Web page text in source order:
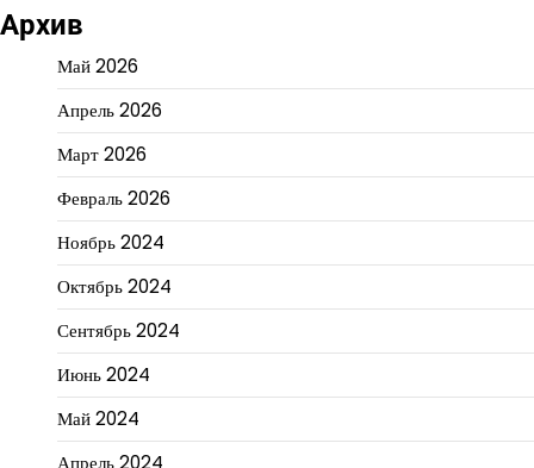
Архив
Май 2026
Апрель 2026
Март 2026
Февраль 2026
Ноябрь 2024
Октябрь 2024
Сентябрь 2024
Июнь 2024
Май 2024
Апрель 2024